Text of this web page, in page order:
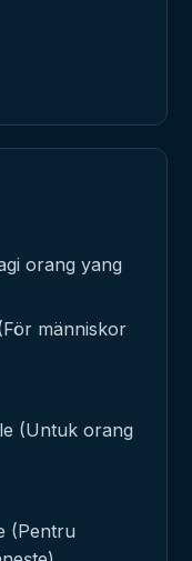
orang yang
människor
(Untuk orang
(Pentru